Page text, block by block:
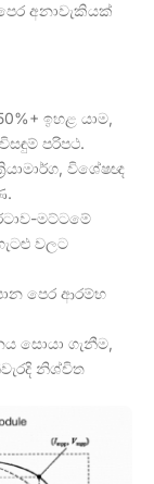
අනාවැකියක්
ඉහළ යාම,
පරිපථ.
විශේෂඥ
මට්ටමේ
වලට
පෙර ආරම්භ
සොයා ගැනීම,
නිශ්චිත